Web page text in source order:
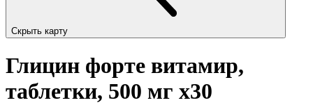
Скрыть карту
Глицин форте витамир,
таблетки, 500 мг x30